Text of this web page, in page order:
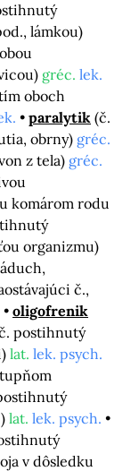
lámkou)
gréc. lek.
oboch
paralytik (č.
obrny) gréc.
z tela) gréc.
komárom rodu
organizmu)
č.,
oligofrenik
postihnutý
lat. lek. psych.
lat. lek. psych.
v dôsledku